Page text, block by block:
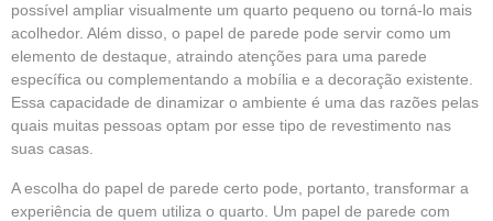
possível ampliar visualmente um quarto pequeno ou torná-lo mais
acolhedor. Além disso, o papel de parede pode servir como um
elemento de destaque, atraindo atenções para uma parede
específica ou complementando a mobília e a decoração existente.
Essa capacidade de dinamizar o ambiente é uma das razões pelas
quais muitas pessoas optam por esse tipo de revestimento nas
suas casas.
A escolha do papel de parede certo pode, portanto, transformar a
experiência de quem utiliza o quarto. Um papel de parede com